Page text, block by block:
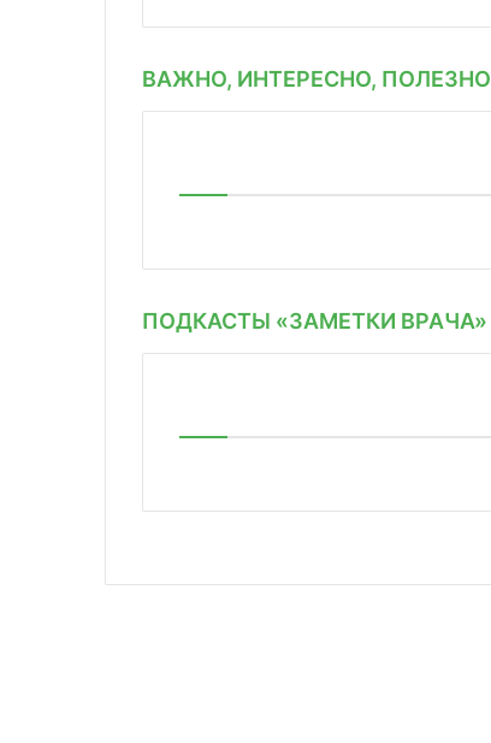
ВАЖНО, ИНТЕРЕСНО, ПОЛЕЗНО
ПОДКАСТЫ «ЗАМЕТКИ ВРАЧА»